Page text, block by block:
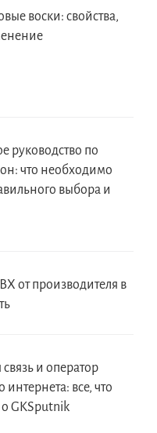
воски: свойства,
руководство по
что необходимо
выбора и
от производителя в
и оператор
интернета: все, что
GKSputnik